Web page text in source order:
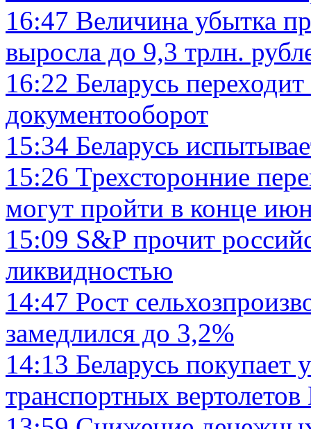
16:47 Величина убытка
выросла до 9,3 трлн.
16:22 Беларусь
документооборот
15:34 Беларусь
15:26 Трехсторонние
могут пройти в конце
15:09 S&P прочит
ликвидностью
14:47 Рост
замедлился до 3,2%
14:13 Беларусь покупает
транспортных